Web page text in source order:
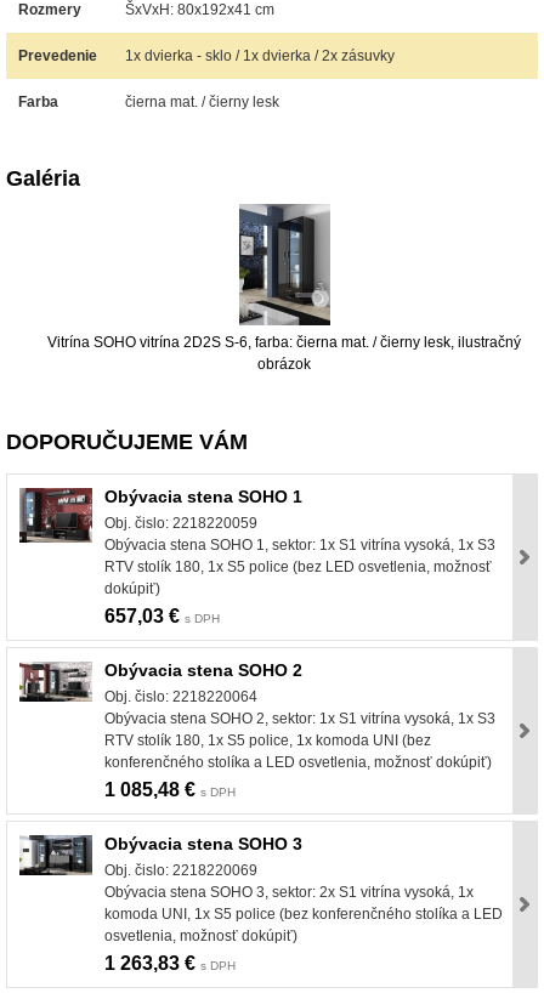
Rozmery ŠxVxH: 80x192x41 cm
Prevedenie 1x dvierka - sklo / 1x dvierka / 2x zásuvky
Farba čierna mat. / čierny lesk
Galéria
Vitrína SOHO vitrína 2D2S S-6, farba: čierna mat. / čierny lesk, ilustračný
obrázok
DOPORUČUJEME VÁM
Obývacia stena SOHO 1
Obj. čislo: 2218220059
Obývacia stena SOHO 1, sektor: 1x S1 vitrína vysoká, 1x S3
RTV stolík 180, 1x S5 police (bez LED osvetlenia, možnosť
dokúpiť)
657,03 € s DPH
Obývacia stena SOHO 2
Obj. čislo: 2218220064
Obývacia stena SOHO 2, sektor: 1x S1 vitrína vysoká, 1x S3
RTV stolík 180, 1x S5 police, 1x komoda UNI (bez
konferenčného stolíka a LED osvetlenia, možnosť dokúpiť)
1 085,48 € s DPH
Obývacia stena SOHO 3
Obj. čislo: 2218220069
Obývacia stena SOHO 3, sektor: 2x S1 vitrína vysoká, 1x
komoda UNI, 1x S5 police (bez konferenčného stolíka a LED
osvetlenia, možnosť dokúpiť)
1 263,83 € s DPH